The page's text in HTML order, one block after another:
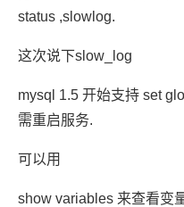
status ,slowlog.
这次说下slow_log
mysql 1.5 开始支持 set
需重启服务.
可以用
show variables 来查看变